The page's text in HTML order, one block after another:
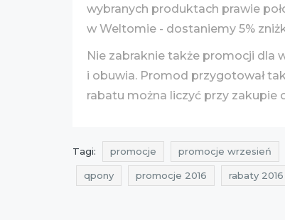
wybranych produktach prawie
w Weltomie - dostaniemy 5%
Nie zabraknie także promocji dla
i obuwia. Promod przygotował
rabatu można liczyć przy zakupie
Tagi: promocje promocje wrzesień
qpony promocje 2016 rabaty 2016